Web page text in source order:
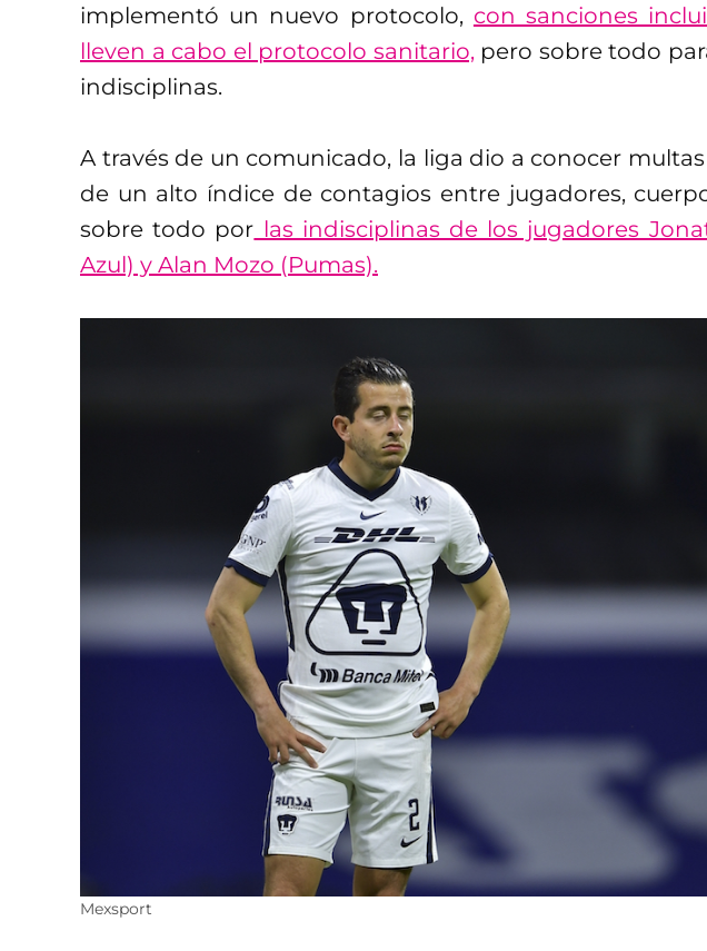
implementó un nuevo protocolo, con sanciones
lleven a cabo el protocolo sanitario, pero sobre todo
indisciplinas.
A través de un comunicado, la liga dio a conocer
de un alto índice de contagios entre jugadores,
sobre todo por las indisciplinas de los jugadores
Azul) y Alan Mozo (Pumas).
Mexsport